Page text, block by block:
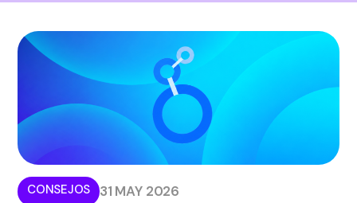
CONSEJOS 31 MAY 2026